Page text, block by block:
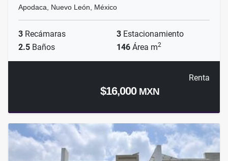
Apodaca, Nuevo León, México
3 Recámaras 3 Estacionamiento
2.5 Baños 146 Área m2
Renta
$16,000 MXN